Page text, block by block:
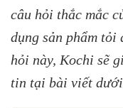
câu hỏi thắc mắc
dụng sản phẩm
hỏi này, Kochi sẽ
tin tại bài viết